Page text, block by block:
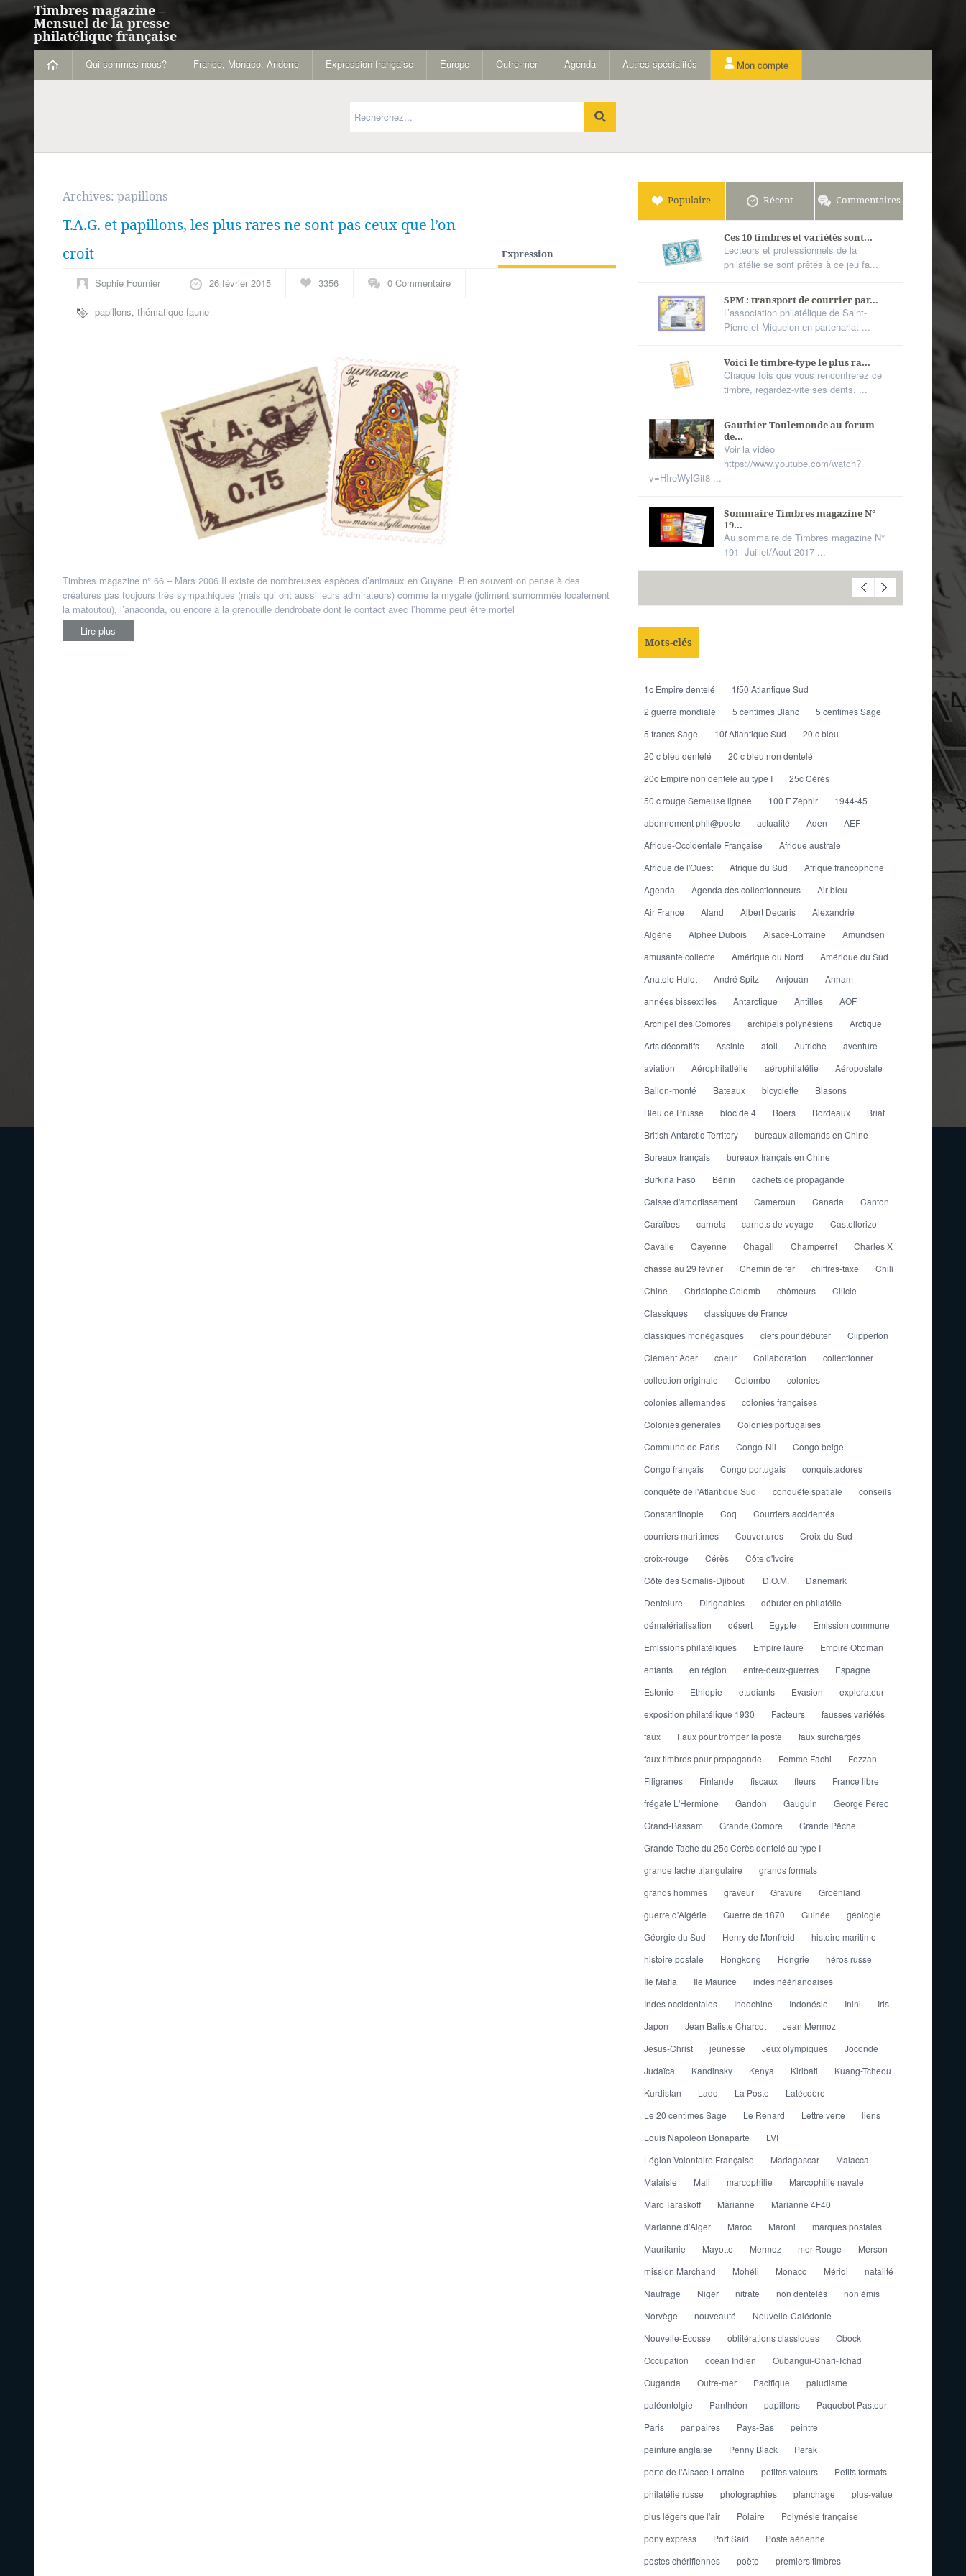
Timbres magazine –
Mensuel de la presse
philatélique française
Qui sommes nous? France, Monaco, Andorre Expression française Europe Outre-mer Agenda Autres spécialités Mon compte
Archives: papillons
T.A.G. et papillons, les plus rares ne sont pas ceux que l’on
croit
Expression
Sophie Fournier 26 février 2015 3356 0 Commentaire
papillons, thématique faune
Timbres magazine n° 66 – Mars 2006 Il existe de nombreuses espèces d’animaux en Guyane. Bien souvent on pense à des
créatures pas toujours très sympathiques (mais qui ont aussi leurs admirateurs) comme la mygale (joliment surnommée localement
la matoutou), l’anaconda, ou encore à la grenouille dendrobate dont le contact avec l’homme peut être mortel
Lire plus
Populaire Récent Commentaires
Ces 10 timbres et variétés sont...
Lecteurs et professionnels de la
philatélie se sont prêtés à ce jeu fa...
SPM : transport de courrier par...
L’association philatélique de Saint-
Pierre-et-Miquelon en partenariat ...
Voici le timbre-type le plus ra...
Chaque fois que vous rencontrerez ce
timbre, regardez-vite ses dents. ...
Gauthier Toulemonde au forum
de...
Voir la vidéo
https://www.youtube.com/watch?
v=HIreWylGit8 ...
Sommaire Timbres magazine N°
19...
Au sommaire de Timbres magazine N°
191 Juillet/Aout 2017 ...
Mots-clés
1c Empire dentelé
1f50 Atlantique Sud
2 guerre mondiale
5 centimes Blanc
5 centimes Sage
5 francs Sage
10f Atlantique Sud
20 c bleu
20 c bleu dentelé
20 c bleu non dentelé
20c Empire non dentelé au type I
25c Cérès
50 c rouge Semeuse lignée
100 F Zéphir
1944-45
abonnement phil@poste
actualité Aden
AEF
Afrique-Occidentale Française
Afrique australe
Afrique de l'Ouest
Afrique du Sud
Afrique francophone
Agenda
Agenda des collectionneurs
Air bleu
Air France
Aland Albert Decaris
Alexandrie
Algérie
Alphée Dubois Alsace-Lorraine
Amundsen
amusante collecte
Amérique du Nord
Amérique du Sud
Anatole Hulot
André Spitz Anjouan
Annam
années bissextiles
Antarctique Antilles
AOF
Archipel des Comores
archipels polynésiens
Arctique
Arts décoratifs
Assinie atoll Autriche
aventure
aviation
Aérophilatlélie aérophilatélie
Aéropostale
Ballon-monté
Bateaux bicyclette
Blasons
Bleu de Prusse
bloc de 4 Boers Bordeaux
Briat
British Antarctic Territory
bureaux allemands en Chine
Bureaux français
bureaux français en Chine
Burkina Faso
Bénin
cachets de propagande
Caisse d'amortissement
Cameroun Canada
Canton
Caraïbes
carnets carnets de voyage
Castellorizo
Cavalle
Cayenne Chagall Champerret
Charles X
chasse au 29 février
Chemin de fer chiffres-taxe
Chili
Chine
Christophe Colomb chômeurs
Cilicie
Classiques
classiques de France
classiques monégasques
clefs pour débuter
Clipperton
Clément Ader
coeur Collaboration
collectionner
collection originale
Colombo
colonies
colonies allemandes
colonies françaises
Colonies générales
Colonies portugaises
Commune de Paris
Congo-Nil
Congo belge
Congo français
Congo portugais
conquistadores
conquête de l'Atlantique Sud
conquête spatiale
conseils
Constantinople
Coq
Courriers accidentés
courriers maritimes
Couvertures
Croix-du-Sud
croix-rouge
Cérès
Côte d'Ivoire
Côte des Somalis-Djibouti
D.O.M.
Danemark
Dentelure
Dirigeables
débuter en philatélie
dématérialisation
désert Egypte
Emission commune
Emissions philatéliques
Empire lauré
Empire Ottoman
enfants
en région entre-deux-guerres
Espagne
Estonie
Ethiopie etudiants Evasion
explorateur
exposition philatélique 1930
Facteurs
fausses variétés
faux
Faux pour tromper la poste
faux surchargés
faux timbres pour propagande
Femme Fachi
Fezzan
Filigranes
Finlande fiscaux fleurs
France libre
frégate L'Hermione
Gandon Gauguin
George Perec
Grand-Bassam
Grande Comore
Grande Pêche
Grande Tache du 25c Cérès dentelé au type I
grande tache triangulaire
grands formats
grands hommes
graveur Gravure
Groënland
guerre d'Algérie
Guerre de 1870 Guinée
géologie
Géorgie du Sud
Henry de Monfreid
histoire maritime
histoire postale
Hongkong Hongrie
héros russe
Ile Mafia
Ile Maurice
indes néérlandaises
Indes occidentales
Indochine Indonésie Inini
Iris
Japon
Jean Batiste Charcot
Jean Mermoz
Jesus-Christ
jeunesse Jeux olympiques
Joconde
Judaïca
Kandinsky Kenya Kiribati
Kuang-Tcheou
Kurdistan
Lado La Poste
Latécoère
Le 20 centimes Sage
Le Renard Lettre verte
liens
Louis Napoleon Bonaparte
LVF
Légion Volontaire Française
Madagascar
Malacca
Malaisie
Mali marcophilie
Marcophilie navale
Marc Taraskoff
Marianne
Marianne 4F40
Marianne d'Alger
Maroc Maroni
marques postales
Mauritanie
Mayotte Mermoz mer Rouge
Merson
mission Marchand
Mohéli Monaco Méridi
natalité
Naufrage
Niger nitrate non dentelés
non émis
Norvège
nouveauté
Nouvelle-Calédonie
Nouvelle-Ecosse
oblitérations classiques
Obock
Occupation
océan Indien
Oubangui-Chari-Tchad
Ouganda
Outre-mer Pacifique
paludisme
paléontolgie
Panthéon papillons
Paquebot Pasteur
Paris
par paires Pays-Bas
peintre
peinture anglaise
Penny Black
Perak
perte de l'Alsace-Lorraine
petites valeurs
Petits formats
philatélie russe
photographies planchage
plus-value
plus légers que l'air
Polaire
Polynésie française
pony express
Port Saïd
Poste aérienne
postes chérifiennes
poète premiers timbres